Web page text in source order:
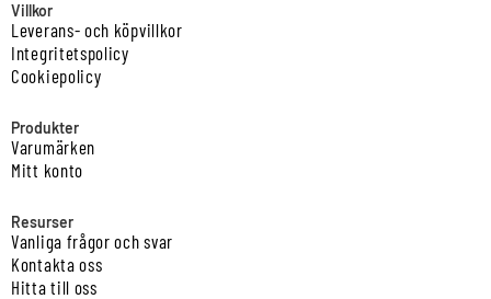
Villkor
Leverans- och köpvillkor
Integritetspolicy
Cookiepolicy
Produkter
Varumärken
Mitt konto
Resurser
Vanliga frågor och svar
Kontakta oss
Hitta till oss